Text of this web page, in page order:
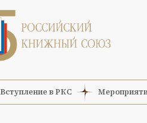
Вступление в РКС